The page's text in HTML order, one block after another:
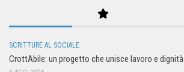
SCRITTURE AL SOCIALE
CrottAbile: un progetto che unisce lavoro e dignità